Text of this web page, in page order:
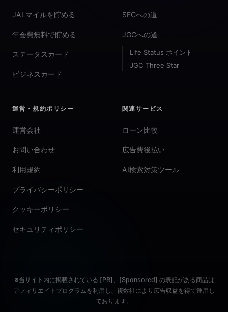
JALマイルを貯める
年会費無料で貯める
ステータスカード
ビジネスカード
SFCへの道
JGCへの道
Life Status ポイント
JGC Three Star
運営・規約ポリシー
運営会社
お問い合わせ
利用規約
プライバシーポリシー
クッキーポリシー
セキュリティポリシー
関連サービス
ローン比較
広告費後払い
AI検索対策ツール
※当サイト内に掲載されている [PR]、[Sponsored] の表記がある商品は
アフィリエイトプログラムを利用し、複数社により広告収益を得て運用し
ております。